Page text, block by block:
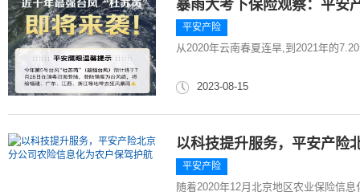
暴雨大考下保险观察：平安
平安产险
从2020年云南春夏连旱,到2021年的
2023-08-15
以科技提升服务，平安产险
平安产险
随着2020年12月北京地区农业保险信